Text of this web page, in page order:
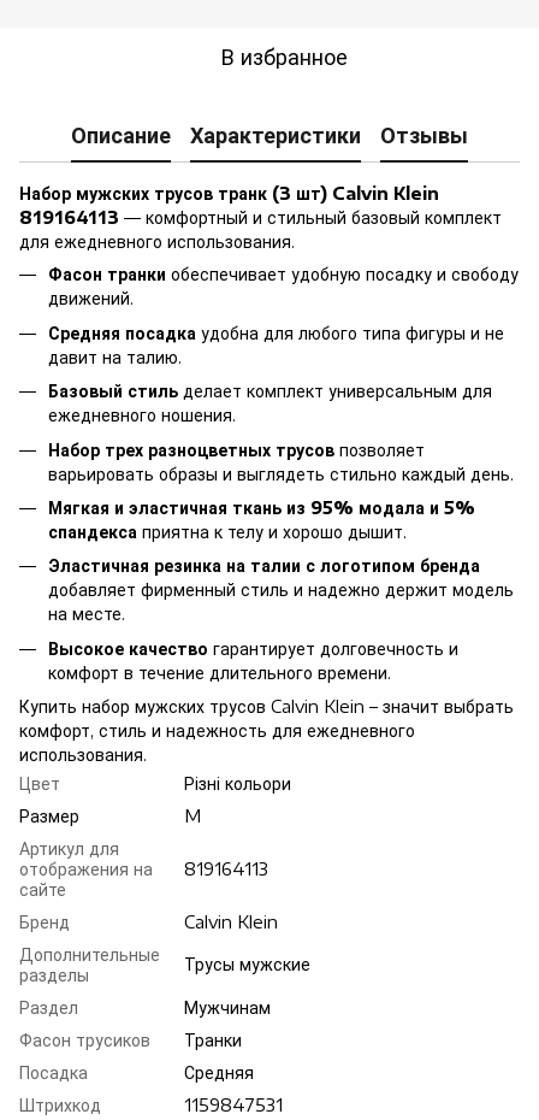
В избранное
Описание Характеристики Отзывы
Набор мужских трусов транк (3 шт) Calvin Klein
819164113 — комфортный и стильный базовый комплект
для ежедневного использования.
Фасон транки обеспечивает удобную посадку и свободу
движений.
Средняя посадка удобна для любого типа фигуры и не
давит на талию.
Базовый стиль делает комплект универсальным для
ежедневного ношения.
Набор трех разноцветных трусов позволяет
варьировать образы и выглядеть стильно каждый день.
Мягкая и эластичная ткань из 95% модала и 5%
спандекса приятна к телу и хорошо дышит.
Эластичная резинка на талии с логотипом бренда
добавляет фирменный стиль и надежно держит модель
на месте.
Высокое качество гарантирует долговечность и
комфорт в течение длительного времени.
Купить набор мужских трусов Calvin Klein – значит выбрать
комфорт, стиль и надежность для ежедневного
использования.
Цвет
Різні кольори
Размер
M
Артикул для
отображения на
сайте
819164113
Бренд
Calvin Klein
Дополнительные
разделы
Трусы мужские
Раздел
Мужчинам
Фасон трусиков
Транки
Посадка
Средняя
Штрихкод
1159847531